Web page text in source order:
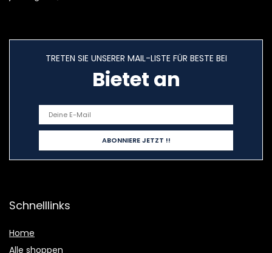
TRETEN SIE UNSERER MAIL-LISTE FÜR BESTE BEI
Bietet an
Schnelllinks
Home
Alle shoppen